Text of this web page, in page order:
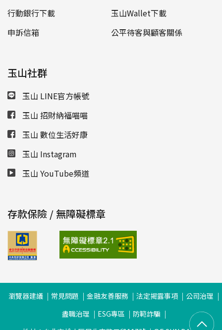
行動銀行下載
玉山Wallet下載
申訴信箱
公平待客與顧客關係
玉山社群
玉山 LINE官方帳號
玉山 招財納福喵喵
玉山 數位生活好康
玉山 Instagram
玉山 YouTube頻道
存款保險 / 無障礙標章
瀏覽器建議 常見問題 金融友善服務 法定揭露事項
公司治理
盡職治理
ESG專區
防範詐騙